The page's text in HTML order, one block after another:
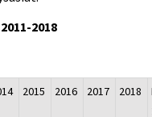
2018
2015 2016 2017 2018